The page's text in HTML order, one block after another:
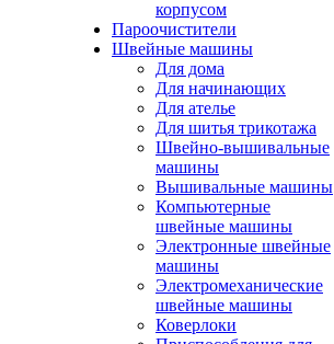
корпусом
Пароочистители
Швейные машины
Для дома
Для начинающих
Для ателье
Для шитья трикотажа
Швейно-вышивальные
машины
Вышивальные машины
Компьютерные
швейные машины
Электронные швейные
машины
Электромеханические
швейные машины
Коверлоки